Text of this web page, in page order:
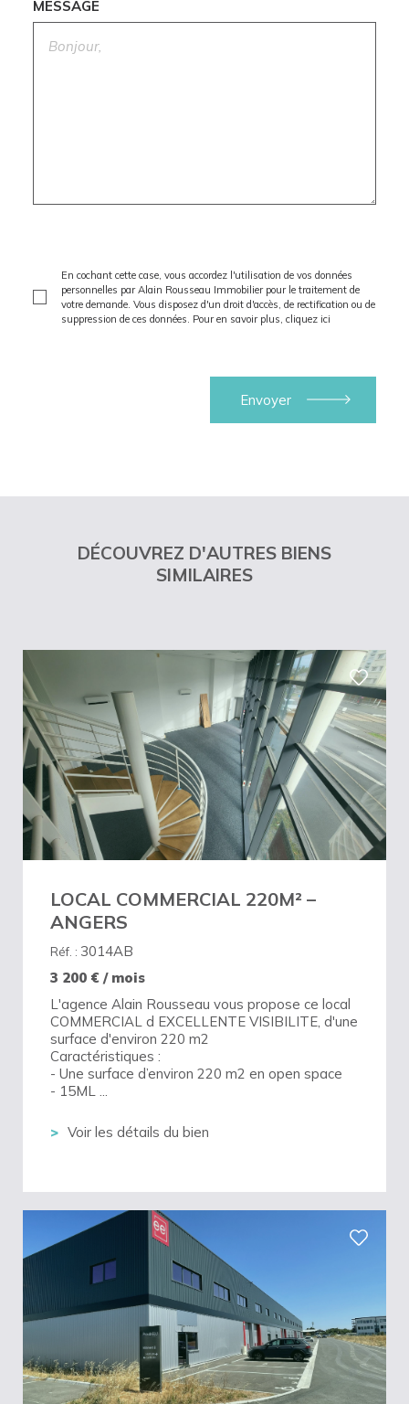
MESSAGE
En cochant cette case, vous accordez l'utilisation de vos données
personnelles par Alain Rousseau Immobilier pour le traitement de
votre demande. Vous disposez d'un droit d'accès, de rectification ou de
suppression de ces données. Pour en savoir plus, cliquez ici
DÉCOUVREZ D'AUTRES BIENS
SIMILAIRES
LOCAL COMMERCIAL 220M² –
ANGERS
Réf. : 3014AB
3 200 € / mois
L'agence Alain Rousseau vous propose ce local
COMMERCIAL d EXCELLENTE VISIBILITE, d'une
surface d'environ 220 m2
Caractéristiques :
- Une surface d’environ 220 m2 en open space
- 15ML ...
Voir les détails du bien